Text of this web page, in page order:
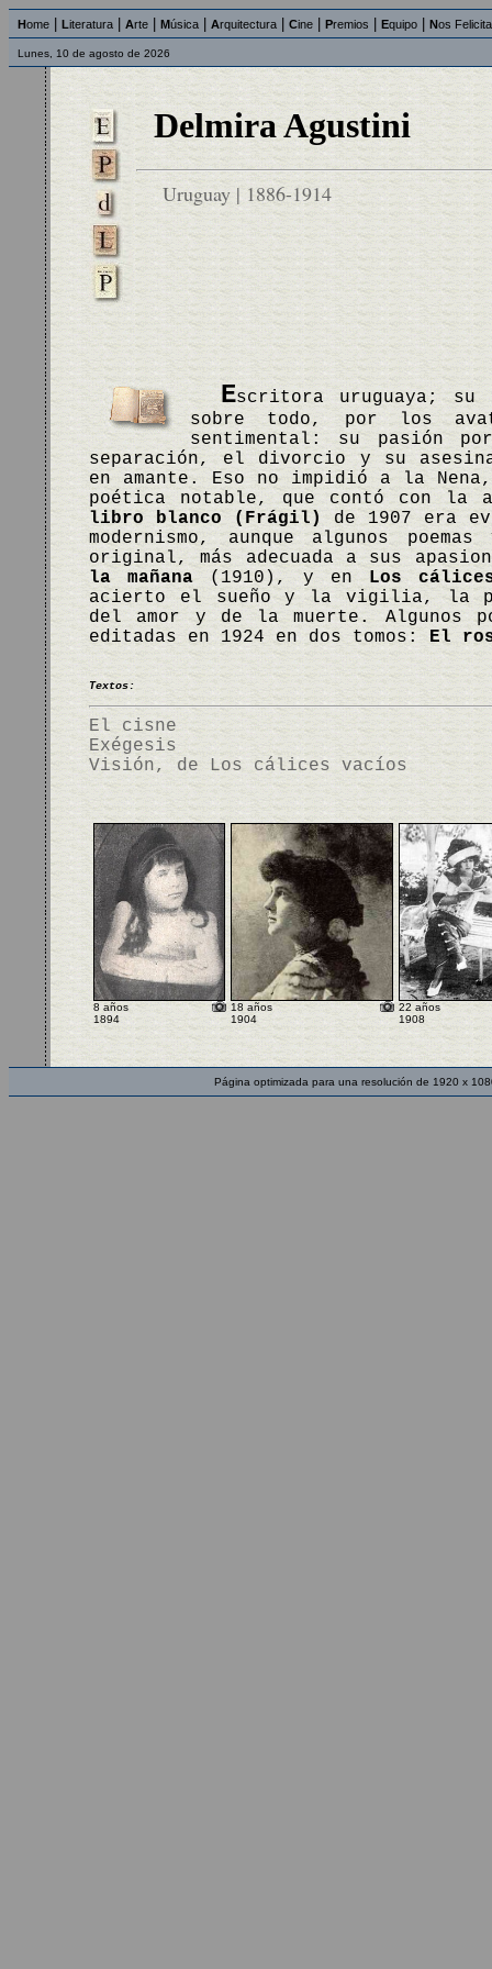
Home Literatura Arte Música Arquitectura Cine Premios Equipo Nos
Lunes, 10 de agosto de 2026
Delmira Agustini
Uruguay | 1886-1914
Escritora uruguaya; su
sobre todo, por los
sentimental: su pasión
separación, el divorcio y su
en amante. Eso no impidió a la
poética notable, que contó con la
libro blanco (Frágil)
de 1907 era
modernismo, aunque algunos
original, más adecuada a sus
la mañana(1910), y en Los
acierto el sueño y la vigilia, la
del amor y de la muerte. Algunos
editadas en 1924 en dos tomos: El
Textos:
El cisne
Exégesis
Visión, de Los cálices vacíos
8 años
1894
18 años
1904
22 años
1908
Página optimizada para una resolución de 1920 x